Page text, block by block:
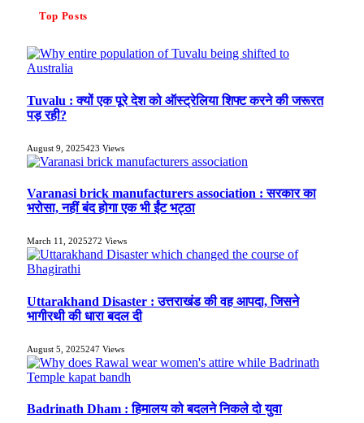
Top Posts
Tuvalu : क्यों एक पूरे देश को ऑस्ट्रेलिया शिफ्ट करने की जरूरत
पड़ रही?
August 9, 2025423 Views
Varanasi brick manufacturers association : सरकार का
भरोसा, नहीं बंद होगा एक भी ईंट भट्ठा
March 11, 2025272 Views
Uttarakhand Disaster : उत्तराखंड की वह आपदा, जिसने
भागीरथी की धारा बदल दी
August 5, 2025247 Views
Badrinath Dham : हिमालय को बदलने निकले दो युवा